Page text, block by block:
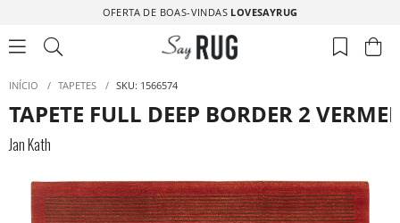
OFERTA DE BOAS-VINDAS LOVESAYRUG
INÍCIO / TAPETES / SKU: 1566574
TAPETE FULL DEEP BORDER 2
Jan Kath